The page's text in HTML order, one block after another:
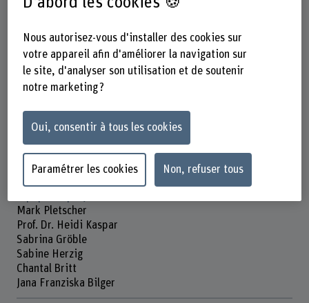
Institut d’Economie et Politique de la Santé
Academic-Practice-Partnership Insel Gruppe/ BFH
Organisation d'encouragement
Autres
Durée
01.01.2023 - 30.04.2024
Direction du projet
Prof. Dr. Kai-Uwe Schmitt
Mark Pletscher
Prof. Dr. Heidi Kaspar
Sabrina Gröble
Sabine Herzig
Chantal Britt
Jana Franziska Bilger
Nous autorisez-vous d'installer des cookies sur
votre appareil afin d'améliorer la navigation sur
le site, d'analyser son utilisation et de soutenir
notre marketing ?
Oui, consentir à tous les cookies
Paramétrer les cookies Non, refuser tous